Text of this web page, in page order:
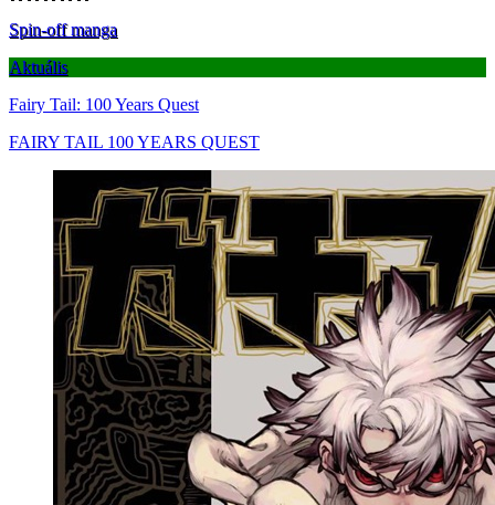
Spin-off manga
Aktuális
Fairy Tail: 100 Years Quest
FAIRY TAIL 100 YEARS QUEST